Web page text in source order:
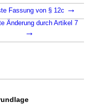
Fassung von § 12c →
Änderung durch Artikel 7
→